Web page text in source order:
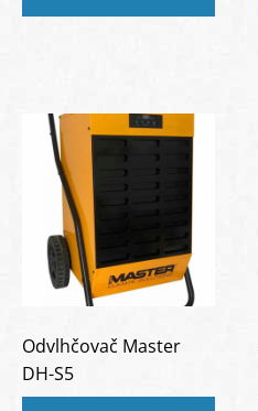
Odvlhčovač Master
DH-S5